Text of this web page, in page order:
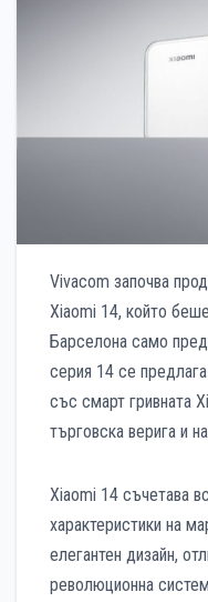
Vivacom започва
Xiaomi 14, който
Барселона само
серия 14 се
със смарт гривната
търговска верига и
Xiaomi 14 съчетава
характеристики на
елегантен дизайн,
революционна